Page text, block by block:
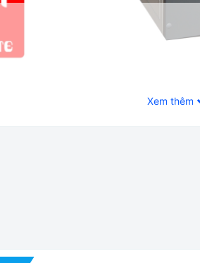
cùng mầu trắng sang trọng, tủ
Xem thêm